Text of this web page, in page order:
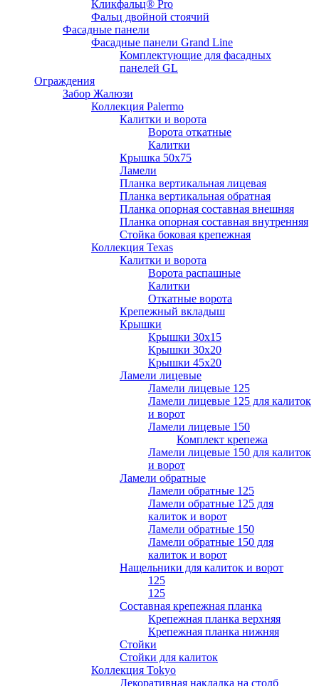
Кликфальц® Pro
Фальц двoйной стоячий
Фасадные панели
Фасадные панели Grand Line
Комплектующие для фасадных
панелей GL
Ограждения
Забор Жалюзи
Коллекция Palermo
Калитки и ворота
Ворота откатные
Калитки
Крышка 50х75
Ламели
Планка вертикальная лицевая
Планка вертикальная обратная
Планка опорная составная внешняя
Планка опорная составная внутренняя
Стойка боковая крепежная
Коллекция Texas
Калитки и ворота
Ворота распашные
Калитки
Откатные ворота
Крепежный вкладыш
Крышки
Крышки 30х15
Крышки 30х20
Крышки 45х20
Ламели лицевые
Ламели лицевые 125
Ламели лицевые 125 для калиток
и ворот
Ламели лицевые 150
Комплект крепежа
Ламели лицевые 150 для калиток
и ворот
Ламели обратные
Ламели обратные 125
Ламели обратные 125 для
калиток и ворот
Ламели обратные 150
Ламели обратные 150 для
калиток и ворот
Нащельники для калиток и ворот
125
125
Составная крепежная планка
Крепежная планка верхняя
Крепежная планка нижняя
Стойки
Стойки для калиток
Коллекция Tokyo
Декоративная накладка на столб